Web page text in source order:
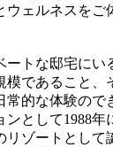
ェルネスをご
ートな邸宅にい
模であること、
常的な体験ので
ンとして1988
リゾートとして